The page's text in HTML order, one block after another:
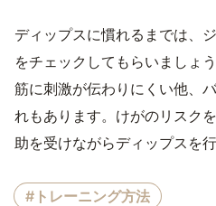
ディップスに慣れるまでは、
をチェックしてもらいましょ
筋に刺激が伝わりにくい他、
れもあります。けがのリスク
助を受けながらディップスを行
#トレーニング方法